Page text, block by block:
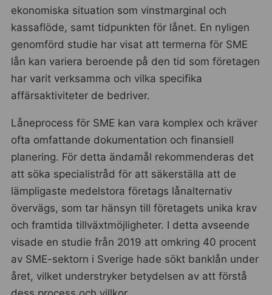
ekonomiska situation som vinstmarginal och
kassaflöde, samt tidpunkten för lånet. En nyligen
genomförd studie har visat att termerna för SME
lån kan variera beroende på den tid som företagen
har varit verksamma och vilka specifika
affärsaktiviteter de bedriver.
Låneprocess för SME kan vara komplex och kräver
ofta omfattande dokumentation och finansiell
planering. För detta ändamål rekommenderas det
att söka specialistråd för att säkerställa att de
lämpligaste medelstora företags lånalternativ
övervägs, som tar hänsyn till företagets unika krav
och framtida tillväxtmöjligheter. I detta avseende
visade en studie från 2019 att omkring 40 procent
av SME-sektorn i Sverige hade sökt banklån under
året, vilket understryker betydelsen av att förstå